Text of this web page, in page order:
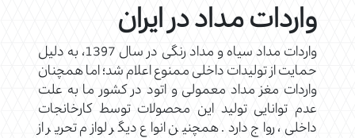
واردات مداد در ایران
واردات مداد سیاه و مداد رنگی در سال 1397، به دلیل
حمایت از تولیدات داخلی ممنوع اعلام شد؛ اما همچنان
واردات مغز مداد معمولی و اتود در کشور ما به علت
عدم توانایی تولید این محصولات توسط کارخانجات
داخلی، رواج دارد. همچنین انواع دیگر لوازم تحریر از